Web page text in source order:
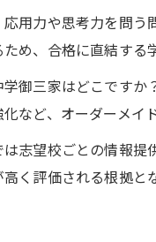
用力や思考力を問
め、合格に直結する
御三家はどこです
など、オーダーメイ
志望校ごとの情報
く評価される根拠と